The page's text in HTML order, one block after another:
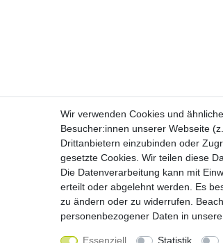
Wir verwenden Cookies und
Besucher:innen unserer Webseite
Drittanbietern einzubinden oder
gesetzte Cookies. Wir teilen diese
Die Datenverarbeitung kann mit
erteilt oder abgelehnt werden. Es
zu ändern oder zu widerrufen.
personenbezogener Daten in
Essenziell Statistik